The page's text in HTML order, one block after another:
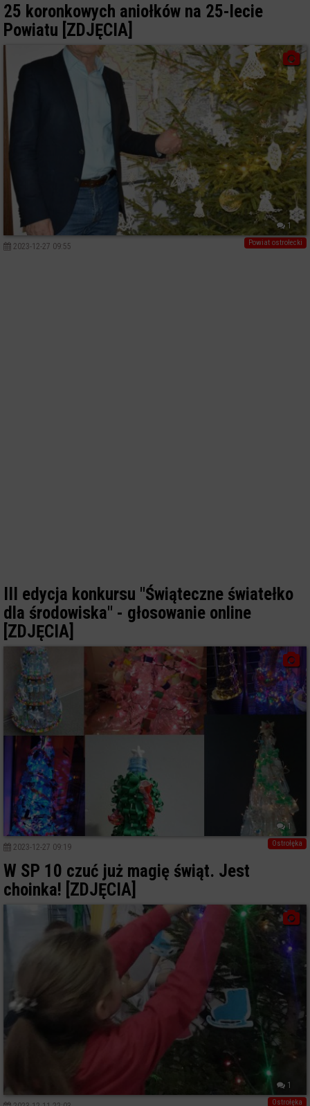
25 koronkowych aniołków na 25-lecie
Powiatu [ZDJĘCIA]
1
Powiat ostrołecki
2023-12-27 09:55
III edycja konkursu "Świąteczne światełko
dla środowiska" - głosowanie online
[ZDJĘCIA]
1
Ostrołęka
2023-12-27 09:19
W SP 10 czuć już magię świąt. Jest
choinka! [ZDJĘCIA]
1
Ostrołęka